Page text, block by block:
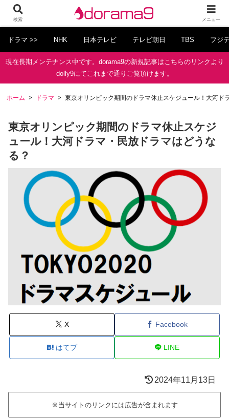
ドラマ >> NHK 日本テレビ テレビ朝日 TBS フジ
現在長期メンテナンス中です。dorama9の新規記事はこちらのリンクより
dolly9にてこれまで通りご覧頂けます。
ホーム ドラマ 東京オリンピック期間のドラマ休止スケジュール！大河ド
東京オリンピック期間のドラマ休止スケジ
ュール！大河ドラマ・民放ドラマはどうな
る？
X Facebook
はてブ LINE
2024年11月13日
※当サイトのリンクには広告が含まれます
検索 メニュー